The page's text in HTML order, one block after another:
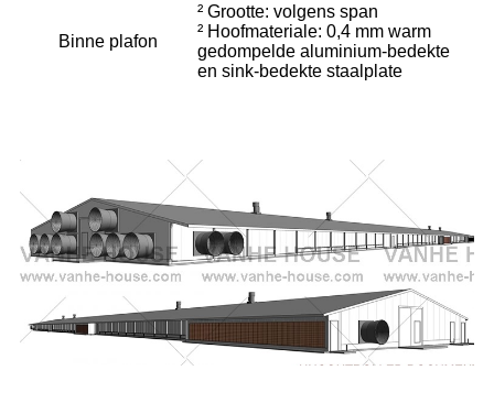
Binne plafon
² Grootte: volgens span
² Hoofmateriale: 0,4 mm warm
gedompelde aluminium-bedekte
en sink-bedekte staalplate